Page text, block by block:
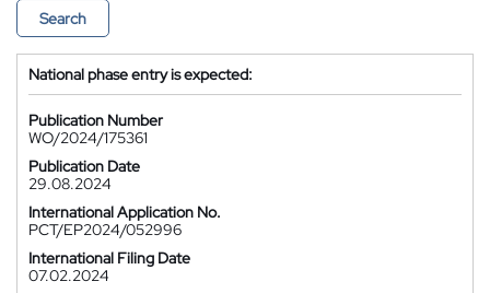
Search
National phase entry is expected:
Publication Number
WO/2024/175361
Publication Date
29.08.2024
International Application No.
PCT/EP2024/052996
International Filing Date
07.02.2024